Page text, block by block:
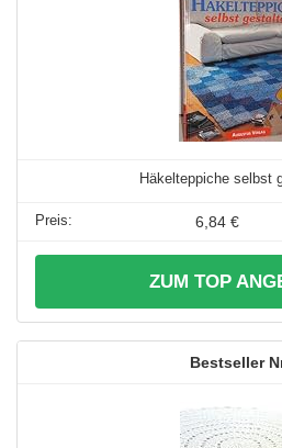
Häkelteppiche selbst
6,84 €
ZUM TOP